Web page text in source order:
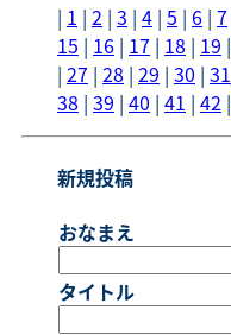
| 1 | 2 | 3 | 4 | 5 | 6 | 7
15 | 16 | 17 | 18 | 19 |
| 27 | 28 | 29 | 30 | 31
38 | 39 | 40 | 41 | 42 |
新規投稿
おなまえ
タイトル